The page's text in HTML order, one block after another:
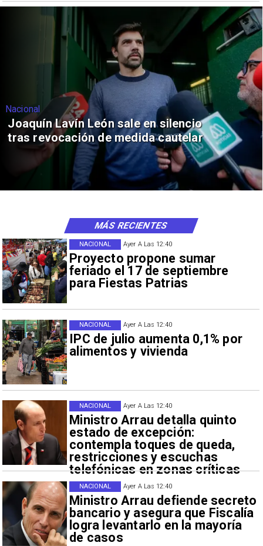
Nacional
Joaquín Lavín León sale en silencio
tras revocación de medida cautelar
Ayer A Las 12:40
Proyecto propone sumar
feriado el 17 de septiembre
para Fiestas Patrias
NACIONAL
Ayer A Las 12:40
IPC de julio aumenta 0,1% por
alimentos y vivienda
NACIONAL
Ayer A Las 12:40
Ministro Arrau detalla quinto
estado de excepción:
contempla toques de queda,
restricciones y escuchas
telefónicas en zonas críticas
NACIONAL
Ayer A Las 12:40
Ministro Arrau defiende secreto
bancario y asegura que Fiscalía
logra levantarlo en la mayoría
de casos
NACIONAL
MÁS RECIENTES